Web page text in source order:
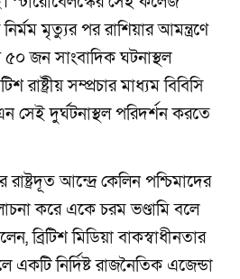
মৃত্যুর পর রাশিয়ার আমন্ত্রণে
৫০ জন সাংবাদিক ঘটনাস্থল
রাষ্ট্রীয় সম্প্রচার মাধ্যম বিবিসি
সেই দুর্ঘটনাস্থল পরিদর্শন করতে
রাষ্ট্রদূত আন্দ্রে কেলিন পশ্চিমাদের
করে একে চরম ভণ্ডামি বলে
ব্রিটিশ মিডিয়া বাকস্বাধীনতার
নির্দিষ্ট রাজনৈতিক এজেন্ডা